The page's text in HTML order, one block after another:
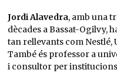
Jordi Alavedra, amb una
dècades a Bassat-Ogilvy,
tan rellevants com Nestlé,
També és professor a
i consultor per